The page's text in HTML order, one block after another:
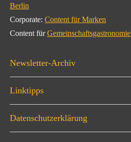
Berlin
Corporate: Content für Marken
Content fürGemeinschaftsgastronomie
Newsletter-Archiv
Linktipps
Datenschutzerklärung